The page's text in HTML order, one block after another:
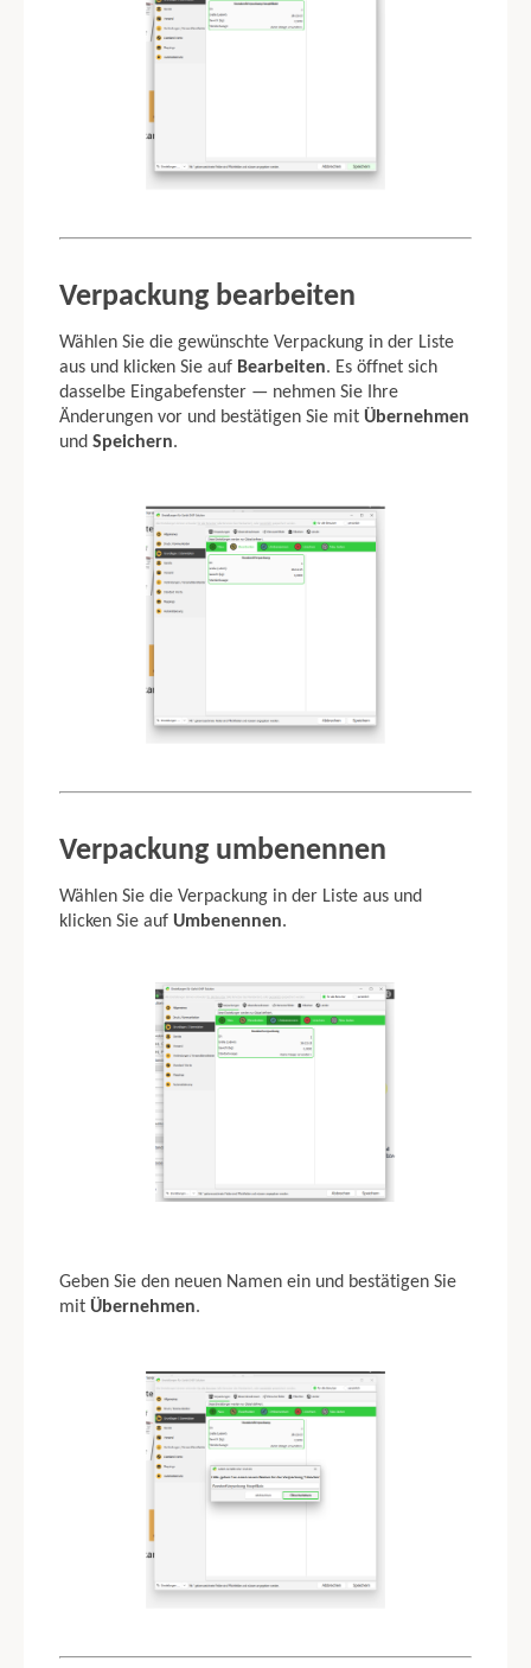
Verpackung bearbeiten
Wählen Sie die gewünschte Verpackung in der Liste
aus und klicken Sie auf Bearbeiten. Es öffnet sich
dasselbe Eingabefenster — nehmen Sie Ihre
Änderungen vor und bestätigen Sie mit Übernehmen
und Speichern.
Verpackung umbenennen
Wählen Sie die Verpackung in der Liste aus und
klicken Sie auf Umbenennen.
Geben Sie den neuen Namen ein und bestätigen Sie
mit Übernehmen.